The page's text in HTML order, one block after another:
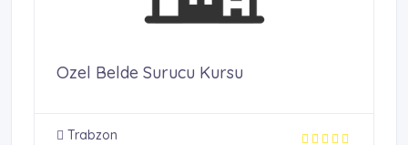
Ozel Belde Surucu Kursu
Trabzon